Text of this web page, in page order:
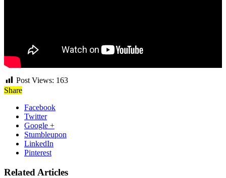
Post Views: 163
Share
Facebook
Twitter
Google +
Stumbleupon
LinkedIn
Pinterest
Related Articles